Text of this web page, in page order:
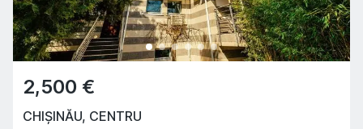
2,500 €
CHIȘINĂU, CENTRU